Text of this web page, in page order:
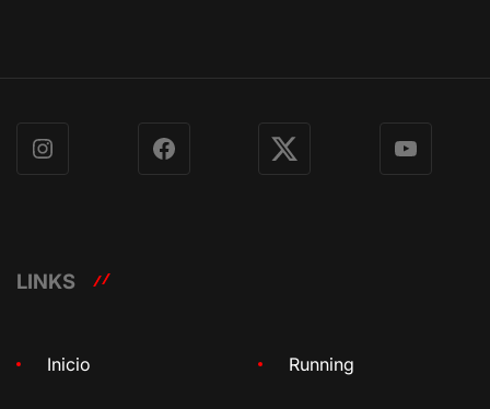
Instagram Facebook X YouTube
LINKS
Inicio Running